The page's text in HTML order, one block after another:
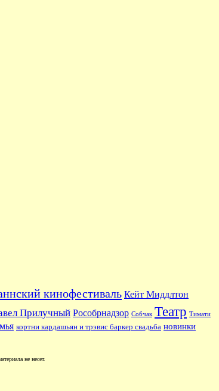
кинофестиваль Кейт Миддлтон
Прилучный Рособрнадзор Собчак Театр Тимати
кортни кардашьян и трэвис баркер свадьба новинки
не несет.